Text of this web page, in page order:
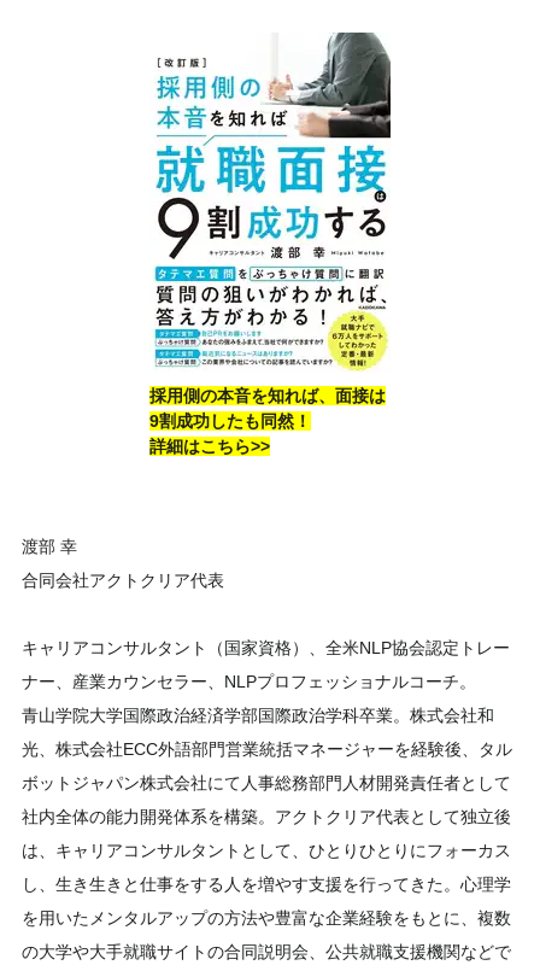
採用側の本音を知れば、面接は
9割成功したも同然！
詳細はこちら>>
渡部 幸
合同会社アクトクリア代表
キャリアコンサルタント（国家資格）、全米NLP協会認定トレー
ナー、産業カウンセラー、NLPプロフェッショナルコーチ。
青山学院大学国際政治経済学部国際政治学科卒業。株式会社和
光、株式会社ECC外語部門営業統括マネージャーを経験後、タル
ボットジャパン株式会社にて人事総務部門人材開発責任者として
社内全体の能力開発体系を構築。アクトクリア代表として独立後
は、キャリアコンサルタントとして、ひとりひとりにフォーカス
し、生き生きと仕事をする人を増やす支援を行ってきた。心理学
を用いたメンタルアップの方法や豊富な企業経験をもとに、複数
の大学や大手就職サイトの合同説明会、公共就職支援機関などで